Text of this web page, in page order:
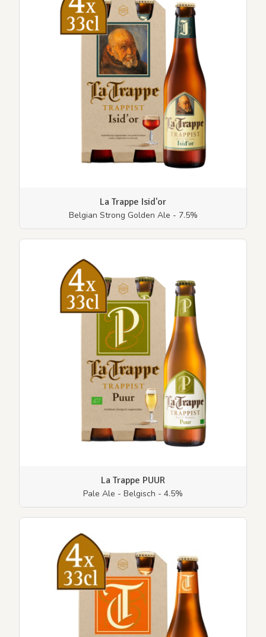
La Trappe Isid'or
Belgian Strong Golden Ale - 7.5%
La Trappe PUUR
Pale Ale - Belgisch - 4.5%